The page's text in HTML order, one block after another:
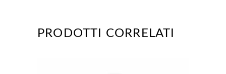
PRODOTTI CORRELATI